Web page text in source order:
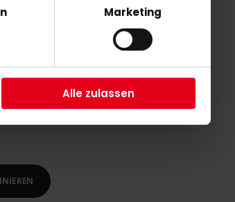
Marketing
Alle zulassen